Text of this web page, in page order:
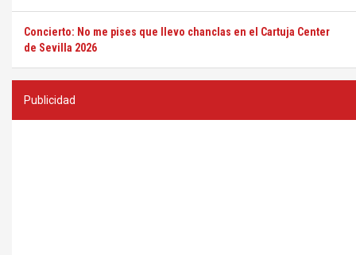
Concierto: No me pises que llevo chanclas en el Cartuja Center
de Sevilla 2026
Publicidad